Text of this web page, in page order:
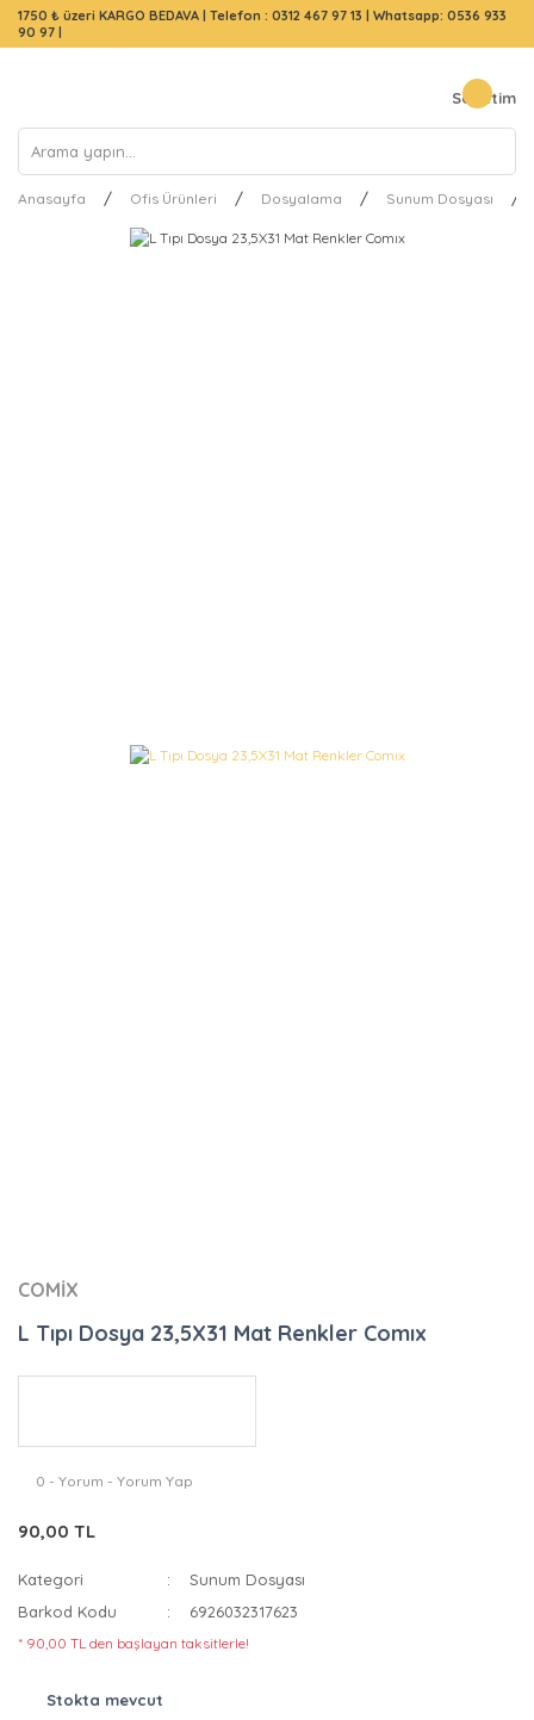
1750 ₺ üzeri KARGO BEDAVA | Telefon : 0312 467 97 13 | Whatsapp: 0536 933
90 97 |
Sepetim
Anasayfa Ofis Ürünleri Dosyalama Sunum Dosyası
COMİX
L Tıpı Dosya 23,5X31 Mat Renkler Comıx
0 - Yorum - Yorum Yap
90,00 TL
Kategori
Sunum Dosyası
Barkod Kodu
6926032317623
* 90,00 TL den başlayan taksitlerle!
Stokta mevcut